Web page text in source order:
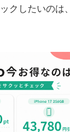
クしたいのは